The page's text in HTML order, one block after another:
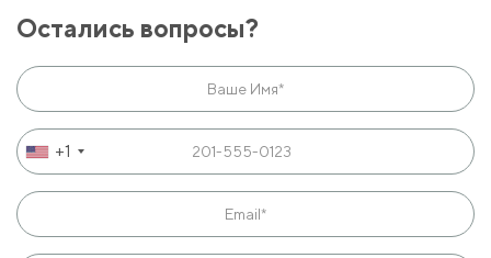
Остались вопросы?
+1